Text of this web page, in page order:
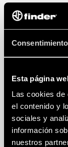
Consentimiento
Esta página
Las cookies de
el contenido y
sociales y
información
nuestros